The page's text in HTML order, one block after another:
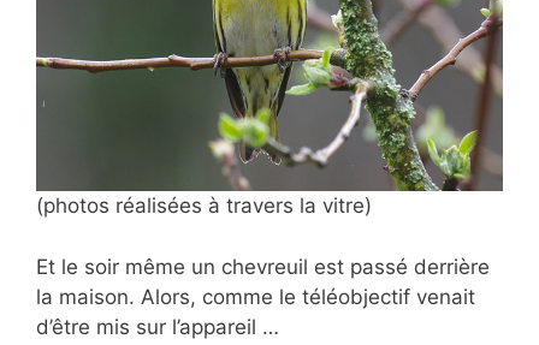
(photos réalisées à travers la vitre)
Et le soir même un chevreuil est passé derrière
la maison. Alors, comme le téléobjectif venait
d’être mis sur l’appareil …